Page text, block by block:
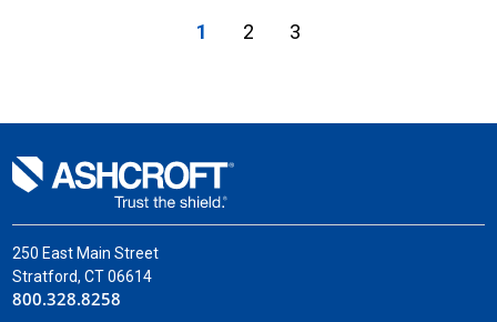
1 2 3
250 East Main Street
Stratford, CT 06614
800.328.8258